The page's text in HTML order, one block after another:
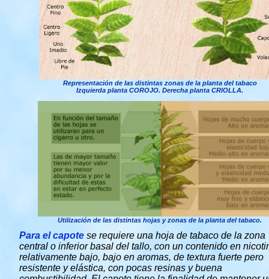
Representación de las distintas zonas de la planta del tabaco
Izquierda planta COROJO. Derecha planta CRIOLLA.
Utilización de las distintas hojas y zonas de la planta del tabaco.
Para el capote se requiere una hoja de tabaco de la zona
central o inferior basal del tallo, con un contenido en
relativamente bajo, bajo en aromas, de textura fuerte pero
resistente y elástica, con pocas resinas y buena